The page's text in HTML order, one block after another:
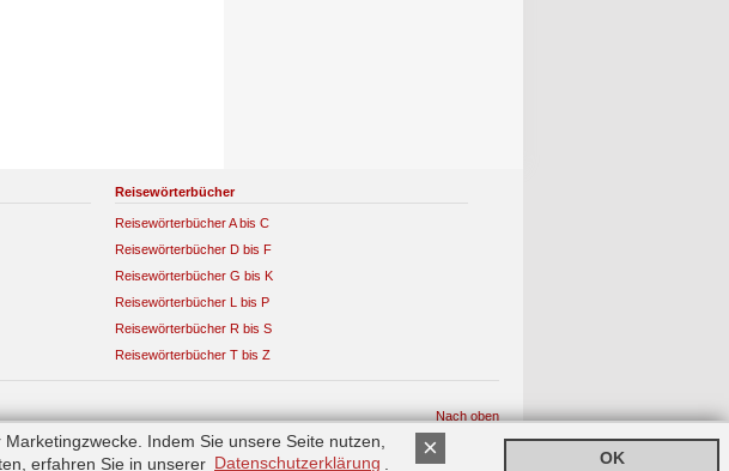
Reisewörterbücher
Reisewörterbücher A bis C
Reisewörterbücher D bis F
Reisewörterbücher G bis K
Reisewörterbücher L bis P
Reisewörterbücher R bis S
Reisewörterbücher T bis Z
Nach oben
×
Indem Sie unsere Seite nutzen,
erfahren Sie in unserer Datenschutzerklärung OK